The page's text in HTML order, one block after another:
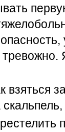
взяться